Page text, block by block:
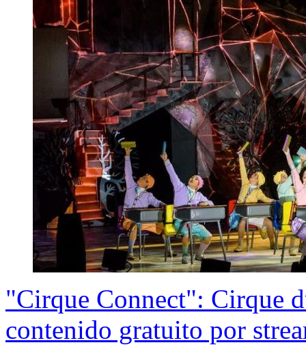
"Cirque Connect": Cirque
contenido gratuito por